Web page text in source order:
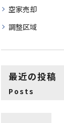
空家売却
調整区域
最近の投稿
Posts